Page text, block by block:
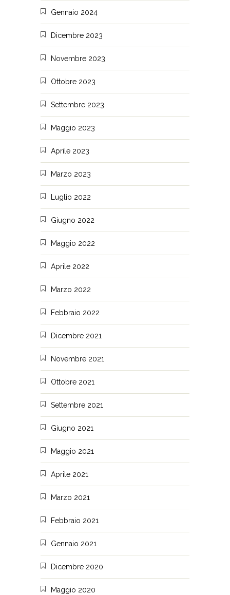
Gennaio 2024
Dicembre 2023
Novembre 2023
Ottobre 2023
Settembre 2023
Maggio 2023
Aprile 2023
Marzo 2023
Luglio 2022
Giugno 2022
Maggio 2022
Aprile 2022
Marzo 2022
Febbraio 2022
Dicembre 2021
Novembre 2021
Ottobre 2021
Settembre 2021
Giugno 2021
Maggio 2021
Aprile 2021
Marzo 2021
Febbraio 2021
Gennaio 2021
Dicembre 2020
Maggio 2020